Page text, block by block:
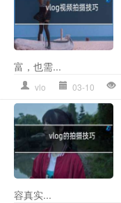
富，也需...
vlo 03-10
容真实...